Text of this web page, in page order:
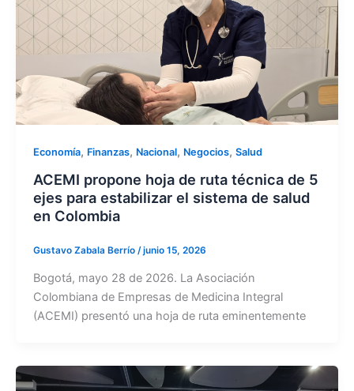
Economía, Finanzas, Nacional, Negocios, Salud
ACEMI propone hoja de ruta técnica de 5
ejes para estabilizar el sistema de salud
en Colombia
Gustavo Zabala Berrío /junio 15, 2026
​Bogotá, mayo 28 de 2026. La Asociación
Colombiana de Empresas de Medicina Integral
(ACEMI) presentó una hoja de ruta eminentemente